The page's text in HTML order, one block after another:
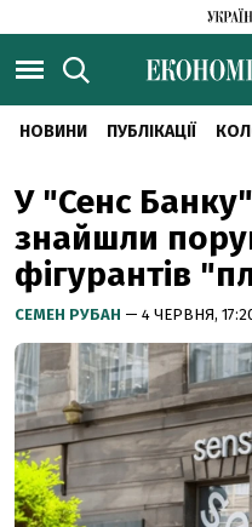
НОВИНИ ПУБЛІКАЦІЇ
У "Сенс
знайшли
фігурантів
СЕМЕН РУБАН — 4 ЧЕРВНЯ,